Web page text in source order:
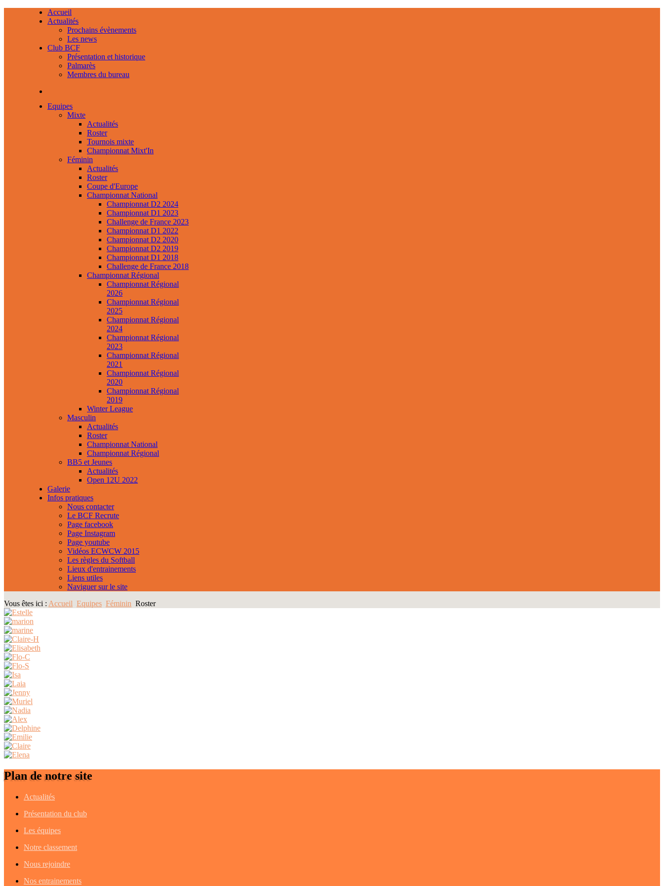
Accueil
Actualités
Prochains évènements
Les news
Club BCF
Présentation et historique
Palmarès
Membres du bureau
Equipes
Mixte
Actualités
Roster
Tournois mixte
Championnat Mixt'In
Féminin
Actualités
Roster
Coupe d'Europe
Championnat National
Championnat D2 2024
Championnat D1 2023
Challenge de France 2023
Championnat D1 2022
Championnat D2 2020
Championnat D2 2019
Championnat D1 2018
Challenge de France 2018
Championnat Régional
Championnat Régional
2026
Championnat Régional
2025
Championnat Régional
2024
Championnat Régional
2023
Championnat Régional
2021
Championnat Régional
2020
Championnat Régional
2019
Winter League
Masculin
Actualités
Roster
Championnat National
Championnat Régional
BB5 et Jeunes
Actualités
Open 12U 2022
Galerie
Infos pratiques
Nous contacter
Le BCF Recrute
Page facebook
Page Instagram
Page youtube
Vidéos ECWCW 2015
Les règles du Softball
Lieux d'entrainements
Liens utiles
Naviguer sur le site
Vous êtes ici : Accueil Equipes Féminin Roster
Plan de notre site
Actualités
Présentation du club
Les équipes
Notre classement
Nous rejoindre
Nos entrainements